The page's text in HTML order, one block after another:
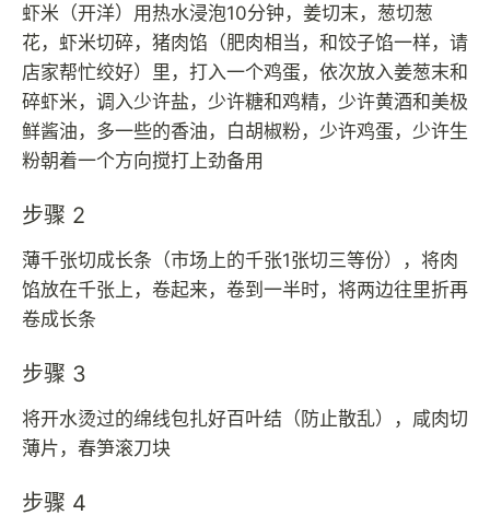
虾米（开洋）用热水浸泡10分钟，姜切末，葱切葱
花，虾米切碎，猪肉馅（肥肉相当，和饺子馅一样，请
店家帮忙绞好）里，打入一个鸡蛋，依次放入姜葱末和
碎虾米，调入少许盐，少许糖和鸡精，少许黄酒和美极
鲜酱油，多一些的香油，白胡椒粉，少许鸡蛋，少许生
粉朝着一个方向搅打上劲备用
步骤 2
薄千张切成长条（市场上的千张1张切三等份），将肉
馅放在千张上，卷起来，卷到一半时，将两边往里折再
卷成长条
步骤 3
将开水烫过的绵线包扎好百叶结（防止散乱），咸肉切
薄片，春笋滚刀块
步骤 4